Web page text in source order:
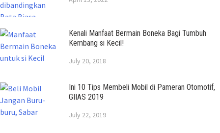
Kenali Manfaat Bermain Boneka Bagi Tumbuh
Kembang si Kecil!
July 20, 2018
Ini 10 Tips Membeli Mobil di Pameran Otomotif,
GIIAS 2019
July 22, 2019